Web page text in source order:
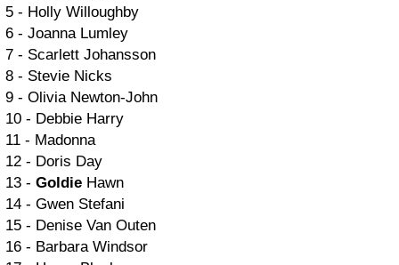
5 - Holly Willoughby
6 - Joanna Lumley
7 - Scarlett Johansson
8 - Stevie Nicks
9 - Olivia Newton-John
10 - Debbie Harry
11 - Madonna
12 - Doris Day
13 - Goldie Hawn
14 - Gwen Stefani
15 - Denise Van Outen
16 - Barbara Windsor